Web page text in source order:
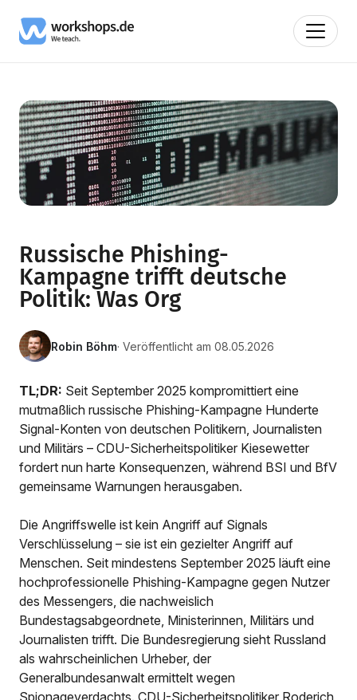
Russische Phishing-
Kampagne trifft deutsche
Politik: Was Org
Robin Böhm· Veröffentlicht am 08.05.2026
TL;DR: Seit September 2025 kompromittiert eine
mutmaßlich russische Phishing-Kampagne Hunderte
Signal-Konten von deutschen Politikern, Journalisten
und Militärs – CDU-Sicherheitspolitiker Kiesewetter
fordert nun harte Konsequenzen, während BSI und BfV
gemeinsame Warnungen herausgaben.
Die Angriffswelle ist kein Angriff auf Signals
Verschlüsselung – sie ist ein gezielter Angriff auf
Menschen. Seit mindestens September 2025 läuft eine
hochprofessionelle Phishing-Kampagne gegen Nutzer
des Messengers, die nachweislich
Bundestagsabgeordnete, Ministerinnen, Militärs und
Journalisten trifft. Die Bundesregierung sieht Russland
als wahrscheinlichen Urheber, der
Generalbundesanwalt ermittelt wegen
Spionageverdachts. CDU-Sicherheitspolitiker Roderich